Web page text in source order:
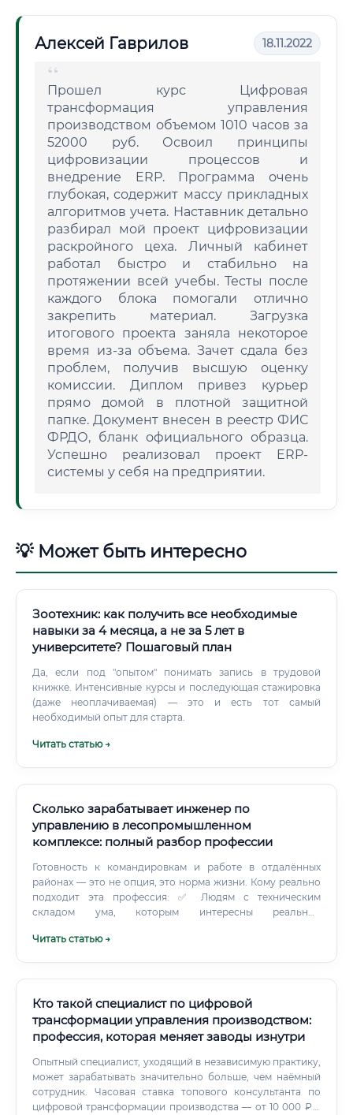
Алексей Гаврилов 18.11.2022
Прошел курс Цифровая
трансформация управления
производством объемом 1010 часов за
52000 руб. Освоил принципы
цифровизации процессов и
внедрение ERP. Программа очень
глубокая, содержит массу прикладных
алгоритмов учета. Наставник детально
разбирал мой проект цифровизации
раскройного цеха. Личный кабинет
работал быстро и стабильно на
протяжении всей учебы. Тесты после
каждого блока помогали отлично
закрепить материал. Загрузка
итогового проекта заняла некоторое
время из-за объема. Зачет сдала без
проблем, получив высшую оценку
комиссии. Диплом привез курьер
прямо домой в плотной защитной
папке. Документ внесен в реестр ФИС
ФРДО, бланк официального образца.
Успешно реализовал проект ERP-
системы у себя на предприятии.
💡 Может быть интересно
Зоотехник: как получить все необходимые
навыки за 4 месяца, а не за 5 лет в
университете? Пошаговый план
Да, если под "опытом" понимать запись в трудовой
книжке. Интенсивные курсы и последующая стажировка
(даже неоплачиваемая) — это и есть тот самый
необходимый опыт для старта.
Читать статью →
Сколько зарабатывает инженер по
управлению в лесопромышленном
комплексе: полный разбор профессии
Готовность к командировкам и работе в отдалённых
районах — это не опция, это норма жизни. Кому реально
подходит эта профессия: ✅ Людям с техническим
складом ума, которым интересны реальные
условиях неопределённости — когда план меняется из-за
готов постоянно учиться — законодательство меняется,
техника обновляется, требования растут ⚠️ Людям,
которые хотят стабильный офисный график — эта
профессия не для вас Есть тип людей, которые
органично вписываются в эту профессию.
Читать статью →
Кто такой специалист по цифровой
трансформации управления производством:
профессия, которая меняет заводы изнутри
Опытный специалист, уходящий в независимую практику,
может зарабатывать значительно больше, чем наёмный
сотрудник. Часовая ставка топового консультанта по
цифровой трансформации производства — от 10 000 ₽ в